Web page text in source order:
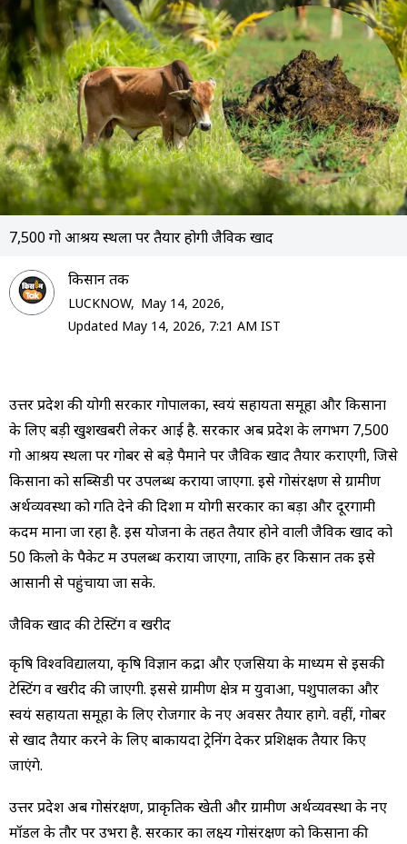
7,500 गो आश्रय स्थलों पर तैयार होगी जैविक खाद
क‍िसान तक
LUCKNOW, May 14, 2026,
Updated May 14, 2026, 7:21 AM IST
उत्तर प्रदेश की योगी सरकार गोपालकों, स्वयं सहायता समूहों और किसानों
के लिए बड़ी खुशखबरी लेकर आई है. सरकार अब प्रदेश के लगभग 7,500
गो आश्रय स्थलों पर गोबर से बड़े पैमाने पर जैविक खाद तैयार कराएगी, जिसे
किसानों को सब्सिडी पर उपलब्ध कराया जाएगा. इसे गोसंरक्षण से ग्रामीण
अर्थव्यवस्था को गति देने की दिशा में योगी सरकार का बड़ा और दूरगामी
कदम माना जा रहा है. इस योजना के तहत तैयार होने वाली जैविक खाद को
50 किलो के पैकेट में उपलब्ध कराया जाएगा, ताकि हर किसान तक इसे
आसानी से पहुंचाया जा सके.
जैविक खाद की टेस्टिंग व खरीद
कृषि विश्वविद्यालयों, कृषि विज्ञान केंद्रों और एजेंसियों के माध्यम से इसकी
टेस्टिंग व खरीद की जाएगी. इससे ग्रामीण क्षेत्र में युवाओं, पशुपालकों और
स्वयं सहायता समूहों के लिए रोजगार के नए अवसर तैयार होंगे. वहीं, गोबर
से खाद तैयार करने के लिए बाकायदा ट्रेनिंग देकर प्रशिक्षक तैयार किए
जाएंगे.
उत्तर प्रदेश अब गोसंरक्षण, प्राकृतिक खेती और ग्रामीण अर्थव्यवस्था के नए
मॉडल के तौर पर उभरा है. सरकार का लक्ष्य गोसंरक्षण को किसानों की